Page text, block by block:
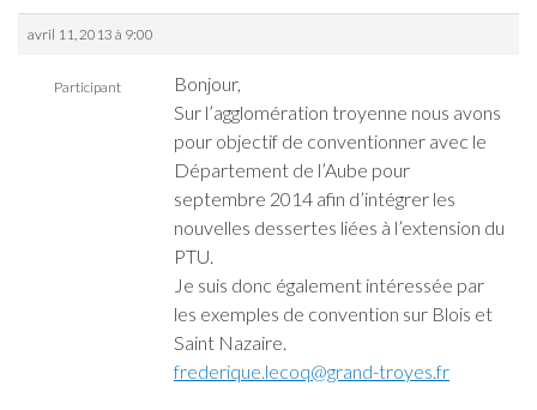
avril 11, 2013 à 9:00
Participant
Bonjour,
Sur l’agglomération troyenne nous avons
pour objectif de conventionner avec le
Département de l’Aube pour
septembre 2014 afin d’intégrer les
nouvelles dessertes liées à l’extension du
PTU.
Je suis donc également intéressée par
les exemples de convention sur Blois et
Saint Nazaire.
frederique.lecoq@grand-troyes.fr